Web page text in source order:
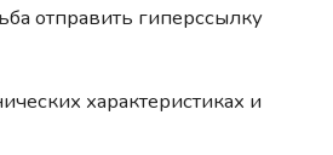
отправить гиперссылку
характеристиках и